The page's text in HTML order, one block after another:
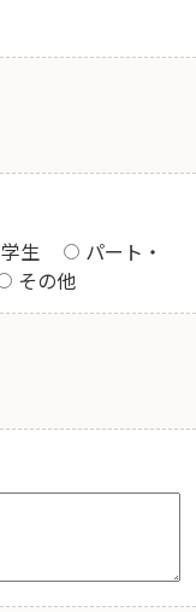
学生
パート・
その他